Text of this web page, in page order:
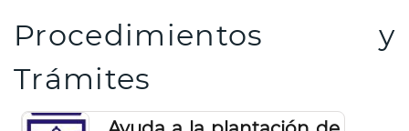
Procedimientos y
Trámites